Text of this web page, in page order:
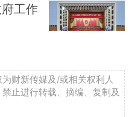
工作
财新传媒及/或相关权利人
止进行转载、摘编、复制及